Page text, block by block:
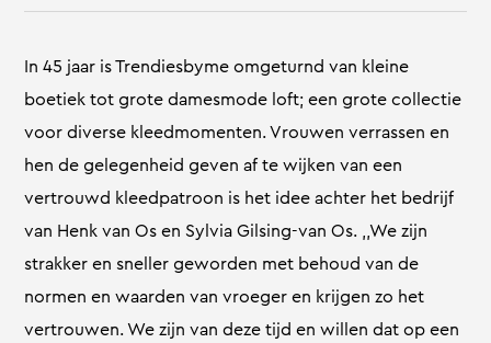
In 45 jaar is Trendiesbyme omgeturnd van kleine
boetiek tot grote damesmode loft; een grote collectie
voor diverse kleedmomenten. Vrouwen verrassen en
hen de gelegenheid geven af te wijken van een
vertrouwd kleedpatroon is het idee achter het bedrijf
van Henk van Os en Sylvia Gilsing-van Os. ,,We zijn
strakker en sneller geworden met behoud van de
normen en waarden van vroeger en krijgen zo het
vertrouwen. We zijn van deze tijd en willen dat op een